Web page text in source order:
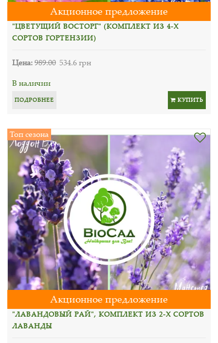
Акционное предложение
"ЦВЕТУЩИЙ ВОСТОРГ" (КОМПЛЕКТ ИЗ 4-Х
СОРТОВ ГОРТЕНЗИИ)
Цена:989.00 534.6 грн
В наличии
ПОДРОБНЕЕ КУПИТЬ
Топ сезона
Акционное предложение
"ЛАВАНДОВЫЙ РАЙ", КОМПЛЕКТ ИЗ 2-Х СОРТОВ
ЛАВАНДЫ